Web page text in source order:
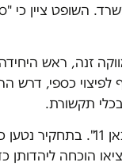
השופט ציין כי
2018 נגד עו"ד קובי אווקה זנה, ראש היחידה
כספי, דרש
תקשורת.
שפורסם בספטמבר 2018 ב"כאן 11".
הוכחה ליהדותן